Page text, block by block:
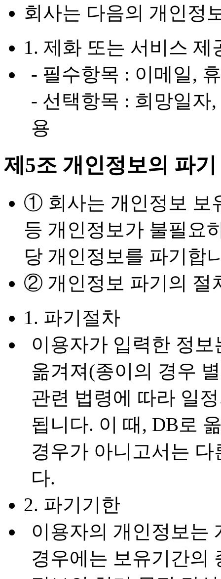
회사는 다음의 개인정
1. 제화 또는 서비스 제
- 필수항목 : 이메일,
- 선택항목 : 희망일자
용
제5조 개인정보의 파기
① 회사는 개인정보 보
등 개인정보가 불필요
당 개인정보를 파기합
② 개인정보 파기의 절
1. 파기절차
이용자가 입력한 정
옮겨져(종이의 경우
관련 법령에 따라 일
됩니다. 이 때, DB로
경우가 아니고서는
다.
2. 파기기한
이용자의 개인정보는
경우에는 보유기간의